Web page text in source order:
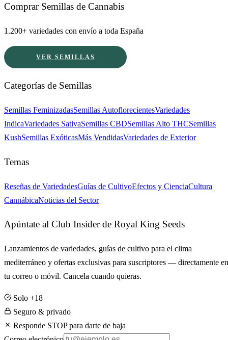
Comprar Semillas de Cannabis
1.200+ variedades con envío a toda España
VER SEMILLAS
Categorías de Semillas
Semillas FeminizadasSemillas AutoflorecientesVariedades
IndicaVariedades SativaSemillas CBDSemillas Alto THCSemillas
KushSemillas ExóticasMás VendidasVariedades de Exterior
Temas
Reseñas de VariedadesGuías de CultivoEfectos y CienciaCultura
CannábicaNoticias del Sector
Apúntate al Club Insider de Royal King Seeds
Lanzamientos de variedades, guías de cultivo para el clima
mediterráneo y ofertas exclusivas para suscriptores — directamente en
tu correo o móvil. Cancela cuando quieras.
Solo +18
Seguro & privado
Responde STOP para darte de baja